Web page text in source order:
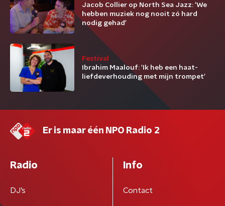
Jacob Collier op North Sea Jazz: 'We
hebben muziek nog nooit zó hard
nodig gehad'
Festival
Ibrahim Maalouf: 'Ik heb een haat-
liefdeverhouding met mijn trompet'
Er is maar één NPO Radio 2
Radio
DJ’s
Info
Contact